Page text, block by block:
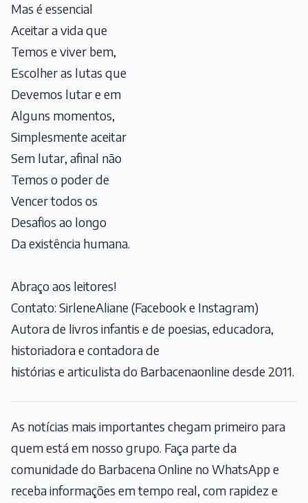
Mas é essencial
Aceitar a vida que
Temos e viver bem,
Escolher as lutas que
Devemos lutar e em
Alguns momentos,
Simplesmente aceitar
Sem lutar, afinal não
Temos o poder de
Vencer todos os
Desafios ao longo
Da existência humana.
Abraço aos leitores!
Contato: SirleneAliane (Facebook e Instagram)
Autora de livros infantis e de poesias, educadora,
historiadora e contadora de
histórias e articulista do Barbacenaonline desde 2011.
As notícias mais importantes chegam primeiro para
quem está em nosso grupo. Faça parte da
comunidade do Barbacena Online no WhatsApp e
receba informações em tempo real, com rapidez e